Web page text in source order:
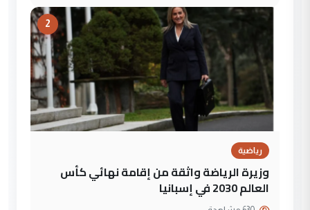
2
رياضية
وزيرة الرياضة واثقة من إقامة نهائي كأس
العالم 2030 في إسبانيا